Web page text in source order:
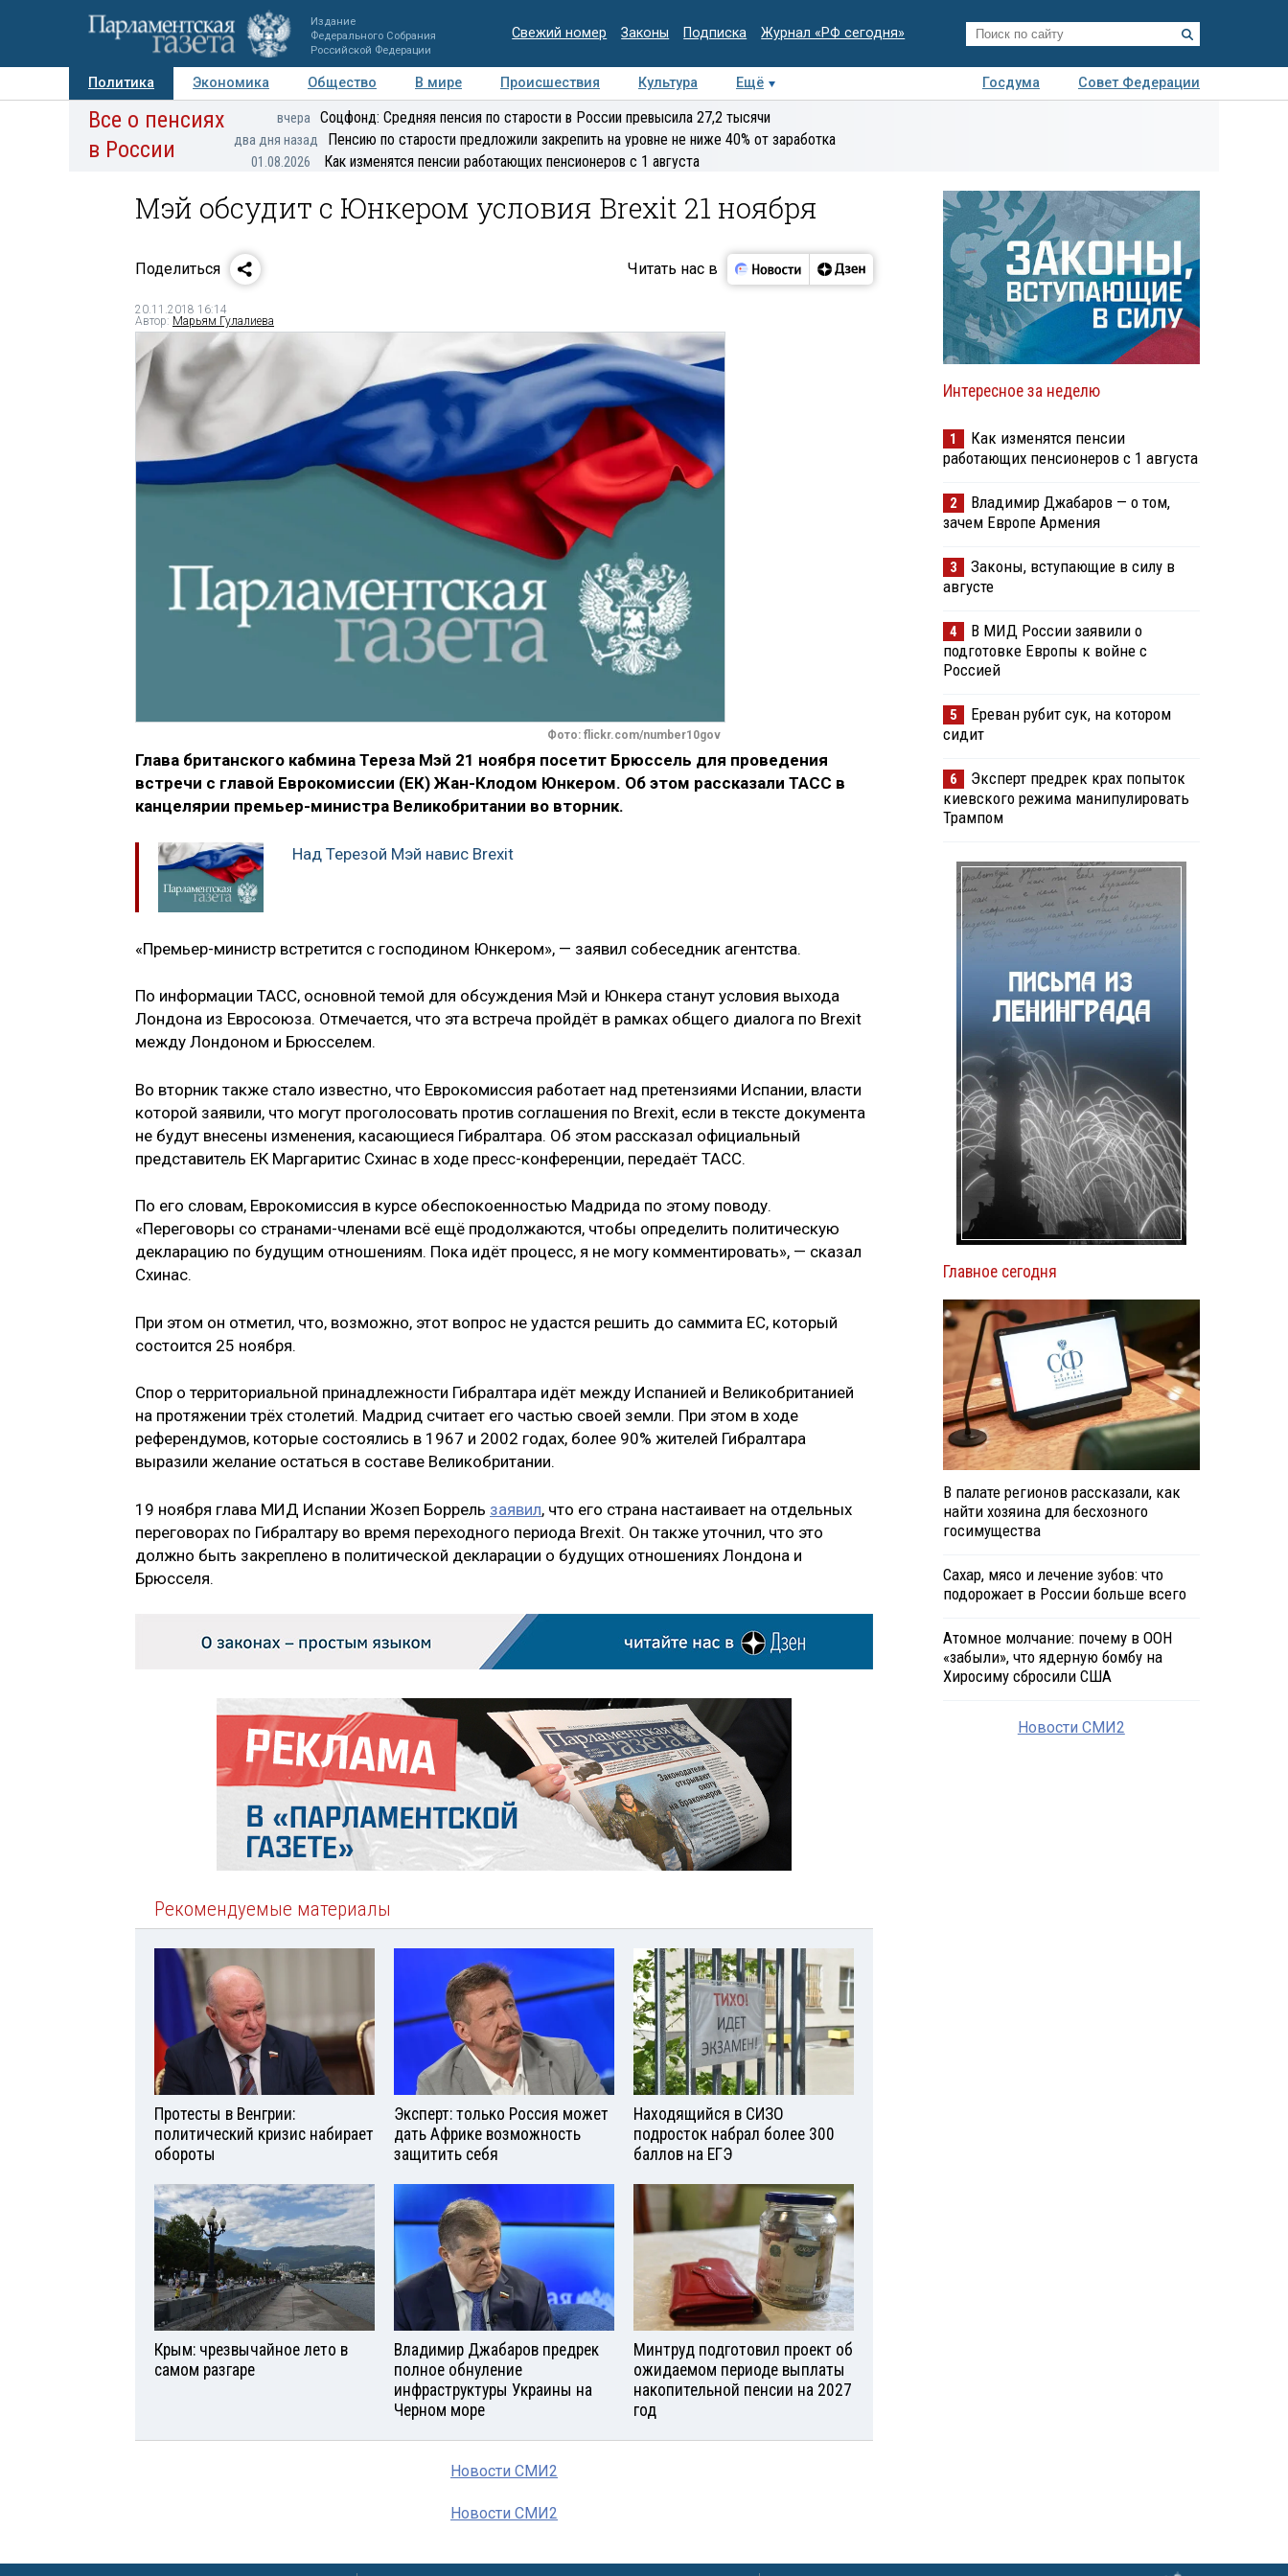
Издание
Федерального Собрания
Российской Федерации
Свежий номер Законы Подписка Журнал «РФ сегодня»
Политика Экономика Общество В мире Происшествия Культура Ещё Госдума
Совет Федерации
Авторы Персоны Мнения Регионы Медиацентр Интервью Колумнисты
экспертиза
Все о пенсиях
в России
вчера Соцфонд: Средняя пенсия по старости в России превысила 27,2 тысячи
два дня назад Пенсию по старости предложили закрепить на уровне не ниже 40% от заработка
01.08.2026 Как изменятся пенсии работающих пенсионеров с 1 августа
Мэй обсудит с Юнкером условия Brexit 21 ноября
Поделиться Читать нас в
20.11.2018 16:14
Автор: Марьям Гулалиева
Фото: flickr.com/number10gov
Глава британского кабмина Тереза Мэй 21 ноября посетит Брюссель для проведения
встречи с главой Еврокомиссии (ЕК) Жан-Клодом Юнкером. Об этом рассказали ТАСС в
канцелярии премьер-министра Великобритании во вторник.
Над Терезой Мэй навис Brexit
«Премьер-министр встретится с господином Юнкером», — заявил собеседник агентства.
По информации ТАСС, основной темой для обсуждения Мэй и Юнкера станут условия выхода
Лондона из Евросоюза. Отмечается, что эта встреча пройдёт в рамках общего диалога по Brexit
между Лондоном и Брюсселем.
Во вторник также стало известно, что Еврокомиссия работает над претензиями Испании, власти
которой заявили, что могут проголосовать против соглашения по Brexit, если в тексте документа
не будут внесены изменения, касающиеся Гибралтара. Об этом рассказал официальный
представитель ЕК Маргаритис Схинас в ходе пресс-конференции, передаёт ТАСС.
По его словам, Еврокомиссия в курсе обеспокоенностью Мадрида по этому поводу.
«Переговоры со странами-членами всё ещё продолжаются, чтобы определить политическую
декларацию по будущим отношениям. Пока идёт процесс, я не могу комментировать», — сказал
Схинас.
При этом он отметил, что, возможно, этот вопрос не удастся решить до саммита ЕС, который
состоится 25 ноября.
Спор о территориальной принадлежности Гибралтара идёт между Испанией и Великобританией
на протяжении трёх столетий. Мадрид считает его частью своей земли. При этом в ходе
референдумов, которые состоялись в 1967 и 2002 годах, более 90% жителей Гибралтара
выразили желание остаться в составе Великобритании.
19 ноября глава МИД Испании Жозеп Боррель заявил, что его страна настаивает на отдельных
переговорах по Гибралтару во время переходного периода Brexit. Он также уточнил, что это
должно быть закреплено в политической декларации о будущих отношениях Лондона и
Брюсселя.
Рекомендуемые материалы
Протесты в Венгрии:
политический кризис набирает
обороты
Эксперт: только Россия может
дать Африке возможность
защитить себя
Находящийся в СИЗО
подросток набрал более 300
баллов на ЕГЭ
Крым: чрезвычайное лето в
самом разгаре
Владимир Джабаров предрек
полное обнуление
инфраструктуры Украины на
Черном море
Минтруд подготовил проект об
ожидаемом периоде выплаты
накопительной пенсии на 2027
год
Новости СМИ2
Новости СМИ2
Интересное за неделю
1
Как изменятся пенсии
работающих пенсионеров с 1 августа
2
Владимир Джабаров — о том,
зачем Европе Армения
3
Законы, вступающие в силу в
августе
4
В МИД России заявили о
подготовке Европы к войне с
Россией
5
Ереван рубит сук, на котором
сидит
6
Эксперт предрек крах попыток
киевского режима манипулировать
Трампом
Главное сегодня
В палате регионов рассказали, как
найти хозяина для бесхозного
госимущества
Сахар, мясо и лечение зубов: что
подорожает в России больше всего
Атомное молчание: почему в ООН
«забыли», что ядерную бомбу на
Хиросиму сбросили США
Новости СМИ2